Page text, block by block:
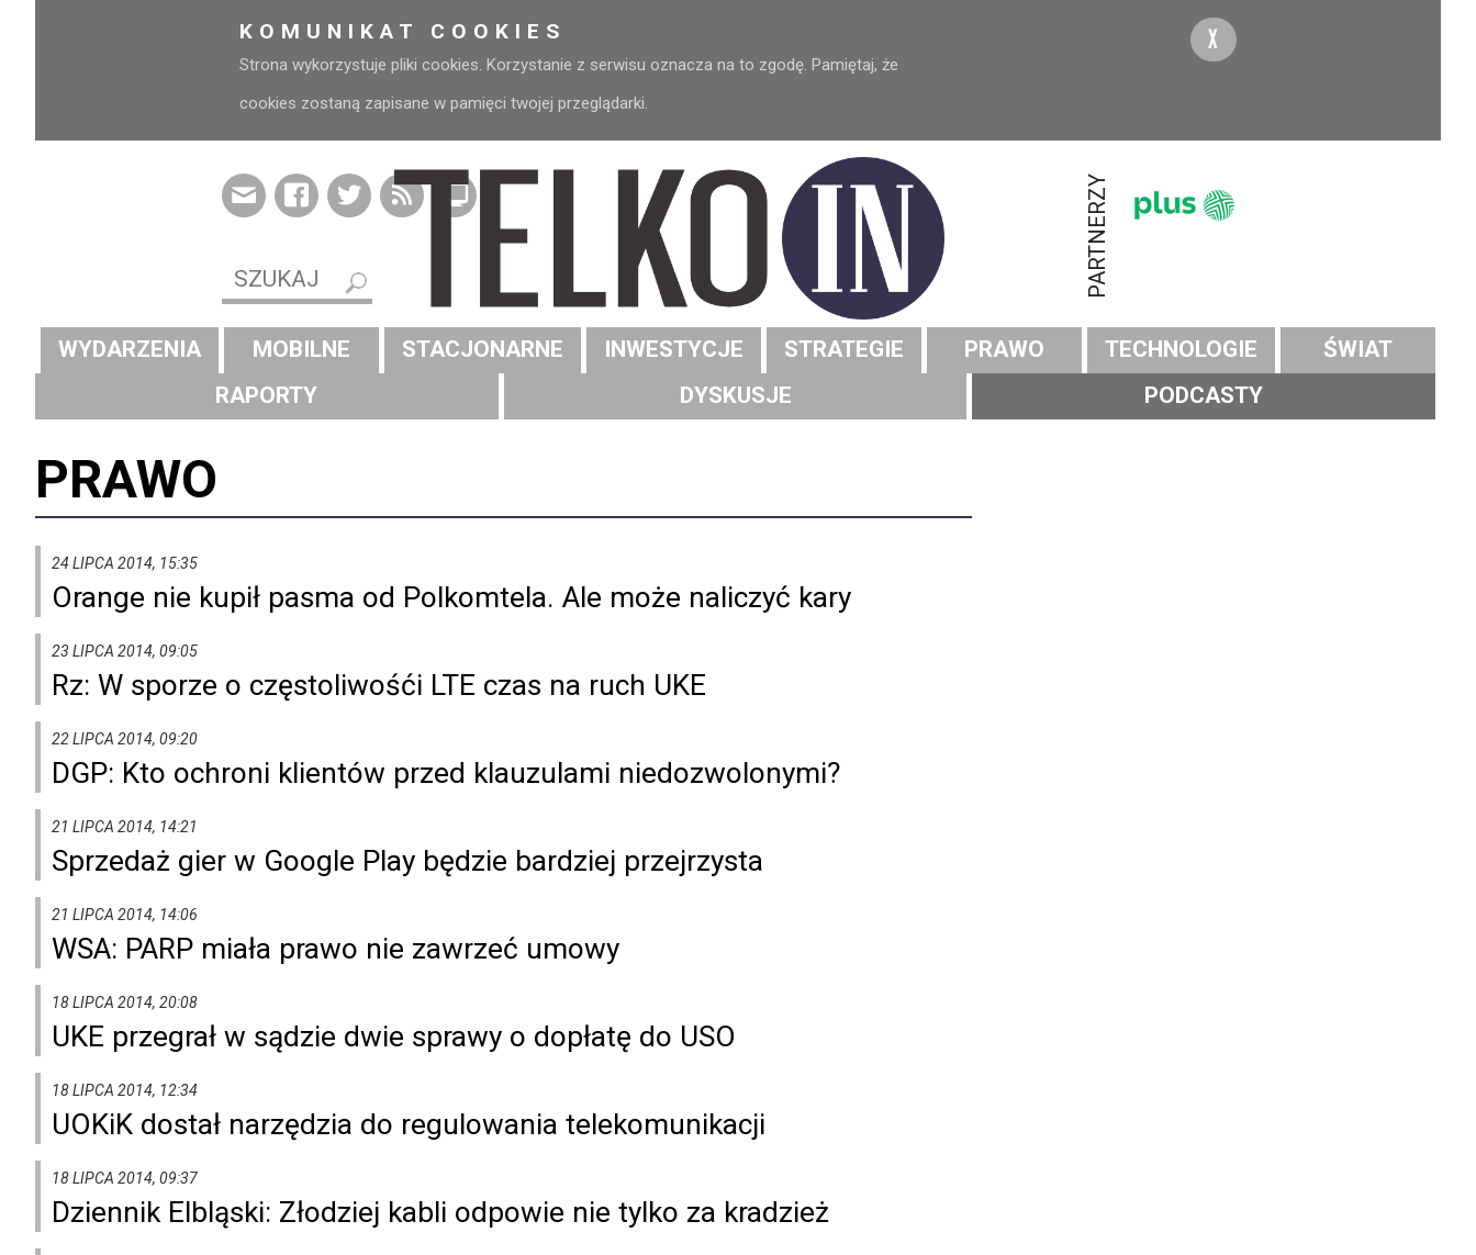
KOMUNIKAT COOKIES
Strona wykorzystuje pliki cookies. Korzystanie z serwisu oznacza na to zgodę. Pamiętaj, że
cookies zostaną zapisane w pamięci twojej przeglądarki.
X
PARTNERZY
WYDARZENIA MOBILNE STACJONARNE INWESTYCJE STRATEGIE PRAWO TECHNOLOGIE
ŚWIAT
RAPORTY
DYSKUSJE PODCASTY
PRAWO
24 LIPCA 2014, 15:35
Orange nie kupił pasma od Polkomtela. Ale może naliczyć kary
23 LIPCA 2014, 09:05
Rz: W sporze o częstoliwośći LTE czas na ruch UKE
22 LIPCA 2014, 09:20
DGP: Kto ochroni klientów przed klauzulami niedozwolonymi?
21 LIPCA 2014, 14:21
Sprzedaż gier w Google Play będzie bardziej przejrzysta
21 LIPCA 2014, 14:06
WSA: PARP miała prawo nie zawrzeć umowy
18 LIPCA 2014, 20:08
UKE przegrał w sądzie dwie sprawy o dopłatę do USO
18 LIPCA 2014, 12:34
UOKiK dostał narzędzia do regulowania telekomunikacji
18 LIPCA 2014, 09:37
Dziennik Elbląski: Złodziej kabli odpowie nie tylko za kradzież